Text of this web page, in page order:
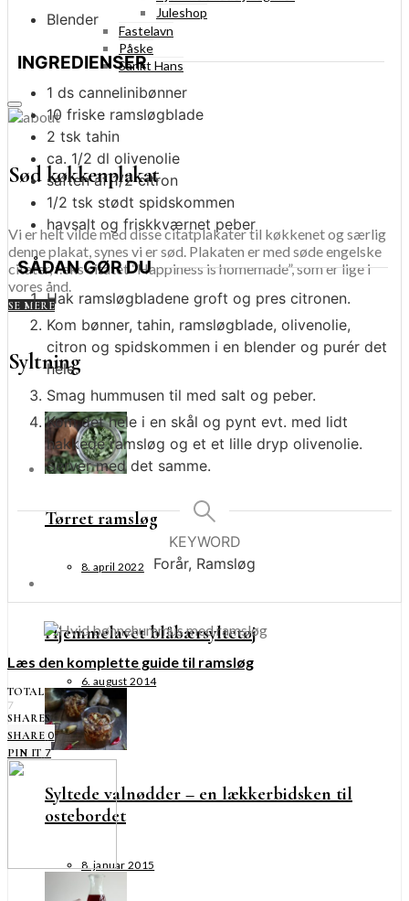
Juleshop
Fastelavn
Påske
Sankt Hans
Sød køkkenplakat
Vi er helt vilde med disse citatplakater til køkkenet og særlig
denne plakat, synes vi er sød. Plakaten er med søde engelske
citater, f.eks citatet “Happiness is homemade”, som er lige i
vores ånd.
SE MERE
Syltning
Tørret ramsløg
8. april 2022
Hjemmelavet blåbærsyltetøj
6. august 2014
Syltede valnødder – en lækkerbidsken til
ostebordet
8. januar 2015
Blender
INGREDIENSER
1 ds cannelinibønner
10 friske ramsløgblade
2 tsk tahin
ca. 1/2 dl olivenolie
saften af 1/2 citron
1/2 tsk stødt spidskommen
havsalt og friskkværnet peber
SÅDAN GØR DU
Hak ramsløgbladene groft og pres citronen.
Kom bønner, tahin, ramsløgblade, olivenolie,
citron og spidskommen i en blender og purér det
hele.
Smag hummusen til med salt og peber.
Kom det hele i en skål og pynt evt. med lidt
hakkede ramsløg og et et lille dryp olivenolie.
Server med det samme.
KEYWORD
Forår, Ramsløg
Læs den komplette guide til ramsløg
TOTAL
7
SHARES
SHARE 0
PIN IT 7